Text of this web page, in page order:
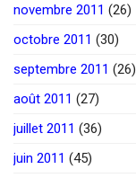
novembre 2011 (26)
octobre 2011 (30)
septembre 2011 (26)
août 2011 (27)
juillet 2011 (36)
juin 2011 (45)